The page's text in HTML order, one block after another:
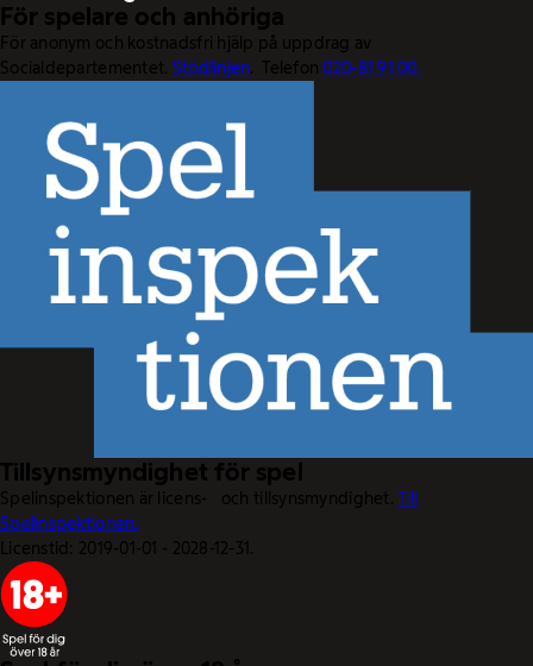
För spelare och anhöriga
För anonym och kostnadsfri hjälp på uppdrag av
Socialdepartementet. Stödlinjen. Telefon020-81 91 00.
Tillsynsmyndighet för spel
Spelinspektionen är licens- och tillsynsmyndighet.Till
Spelinspektionen.
Licenstid: 2019-01-01 - 2028-12-31.